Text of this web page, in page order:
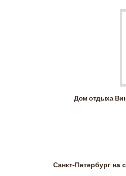
Дом отдыха
Санкт-Петербург на